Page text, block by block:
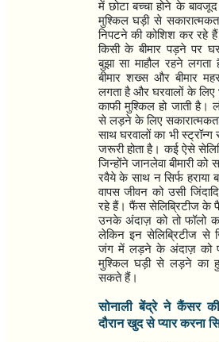
में छोटा बच्चा होने के
मुश्किल घड़ी से
निपटने की कोशिश कर रहे
किसी के बीमार पड़ने पर
बुझा सा माहौल रहने लगता
बीमार शख्स और बीमार
लगता है और घरवालों के लिए
काफी मुश्किल हो जाती है।
से लड़ने के लिए
साथ घरवालों का भी स्ट्रॉन्ग
जरूरी होता है। कई ऐसे
जिन्होंने जानलेवा बीमारी को
रवैये के साथ न सिर्फ हराया
वापस जीवन को उसी
रहे हैं। फैंस सेलिब्रिटीज
उनके अंदाज़ को तो फॉलो
लेकिन इन सेलिब्रिटीज से
जंग में लड़ने के अंदाज़ को
मुश्किल घड़ी से लड़ने का
सकते हैं।
सोनाली बेंद्रे ने कैंसर
दौरान खुद से प्यार करना